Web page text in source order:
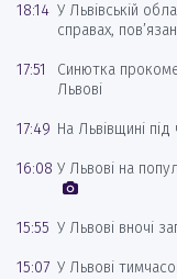
18:14 У Львівській
справах,
17:51
Синютка
Львові
17:49 На Львівщині
16:08 У Львові на
15:55 У Львові вночі
15:07 У Львові